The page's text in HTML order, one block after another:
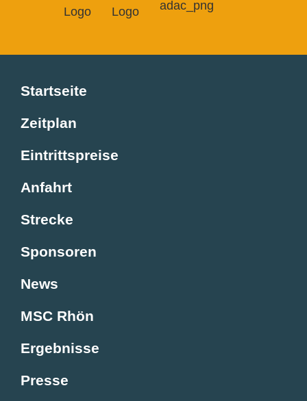
Startseite
Zeitplan
Eintrittspreise
Anfahrt
Strecke
Sponsoren
News
MSC Rhön
Ergebnisse
Presse